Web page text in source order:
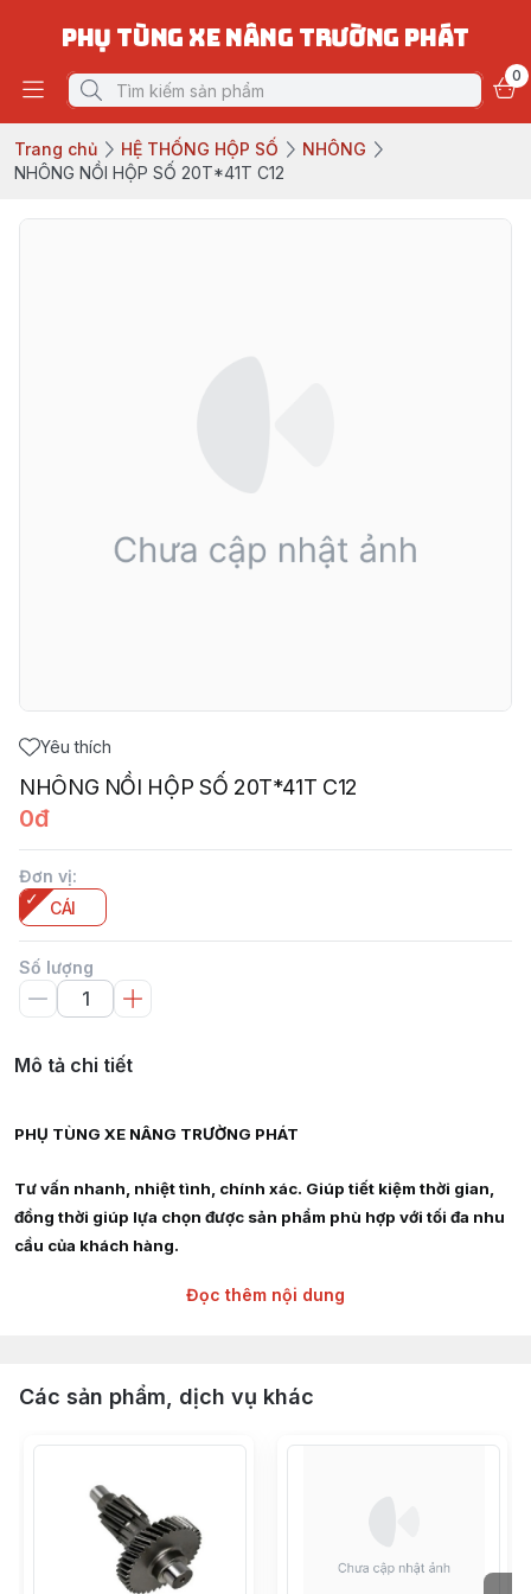
PHỤ TÙNG XE NÂNG TRƯỜNG PHÁT
0
Trang chủ HỆ THỐNG HỘP SỐ
NHÔNG
NHÔNG NỒI HỘP SỐ 20T*41T C12
Yêu thích
NHÔNG NỒI HỘP SỐ 20T*41T C12
0đ
Đơn vị:
CÁI
Số lượng
Mô tả chi tiết
PHỤ TÙNG XE NÂNG TRƯỜNG PHÁT
Tư vấn nhanh, nhiệt tình, chính xác. Giúp tiết kiệm thời gian,
đồng thời giúp lựa chọn được sản phẩm phù hợp với tối đa nhu
cầu của khách hàng.
Giao hàng siêu tốc nội thành HCM, Hà Nội, Bình Dương, Đồng
Phụ tùng, linh kiện, chi tiết kỹ thuật xe nâng hàng các hãng :
TOYOTA, TCM, MITSUBISHI, KOMAT'SU, HELI, HANGCHA,
HYUNDAI, SAMSUNG, CLARK, HYSTER, NICHIYU, LINDE,
CROWN, CATERPILLAR, TAILIFT
Càng nâng hạ hàng hóa từ 2,5 tấn - 3 tấn - 4 tấn - 5 tấn - 6 tấn -
Đọc thêm nội dung
Các sản phẩm, dịch vụ khác